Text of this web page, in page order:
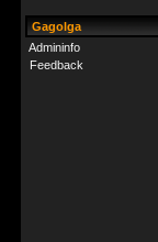
Gagolga
Admininfo
Feedback